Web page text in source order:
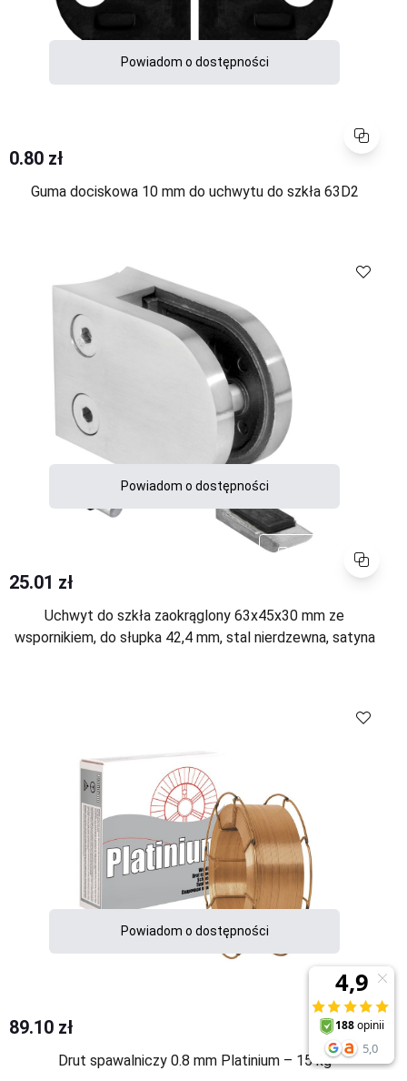
Porównaj
Powiadom o dostępności
0.80 zł
Guma dociskowa 10 mm do uchwytu do szkła 63D2
Porównaj
Powiadom o dostępności
25.01 zł
Uchwyt do szkła zaokrąglony 63x45x30 mm ze
wspornikiem, do słupka 42,4 mm, stal nierdzewna, satyna
Porównaj
Powiadom o dostępności
89.10 zł
Drut spawalniczy 0.8 mm Platinium – 15 kg